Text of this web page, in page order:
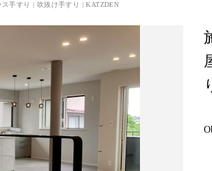
手すり | 吹抜け手すり | KATZDEN